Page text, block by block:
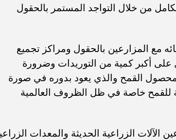
من خلال التواجد المستمر بالحقول
مع المزارعين بالحقول ومراكز تجميع
أكبر كمية من التوريدات وضرورة
لمحصول القمح والذي يعود بدوره في صورة
للقمح خاصة في ظل الظروف العالمية
الآلات الزراعية الحديثة والمعدات